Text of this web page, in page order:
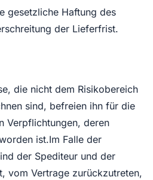
gesetzliche Haftung des
der Lieferfrist.
die nicht dem Risikobereich
sind, befreien ihn für die
Verpflichtungen, deren
ist.Im Falle der
der Spediteur und der
vom Vertrage zurückzutreten,